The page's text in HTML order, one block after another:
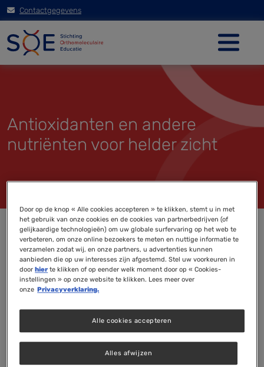
Contactgegevens
Antioxidanten en andere
nutriënten voor helder zicht
Door op de knop « Alle cookies accepteren » te klikken, stemt u in met
het gebruik van onze cookies en de cookies van partnerbedrijven (of
gelijkaardige technologieën) om uw globale surfervaring op het web te
verbeteren, om onze online bezoekers te meten en nuttige informatie te
verzamelen zodat wij, en onze partners, u advertenties kunnen
aanbieden die op uw interesses zijn afgestemd. Stel uw voorkeuren in
doorhierte klikken of op eender welk moment door op « Cookies-
instellingen » op onze website te klikken. Lees meer over
onze Privacyverklaring.
Alles afwijzen
Alle cookies accepteren